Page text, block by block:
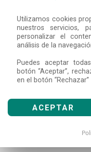
Utilizamos cookies
nuestros servicios,
personalizar el
análisis de la
Puedes aceptar
botón “Aceptar”,
en el botón “Rechazar”
ACEPTAR